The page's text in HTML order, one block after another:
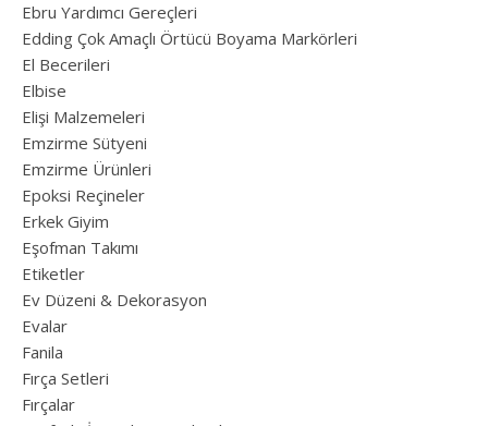
Ebru Yardımcı Gereçleri
Edding Çok Amaçlı Örtücü Boyama Markörleri
El Becerileri
Elbise
Elişi Malzemeleri
Emzirme Sütyeni
Emzirme Ürünleri
Epoksi Reçineler
Erkek Giyim
Eşofman Takımı
Etiketler
Ev Düzeni & Dekorasyon
Evalar
Fanila
Fırça Setleri
Fırçalar